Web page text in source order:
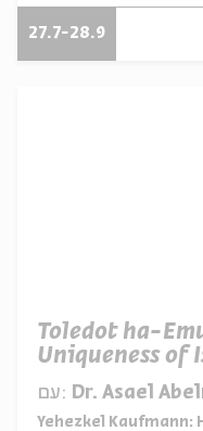
27.7-28.9
Toledot ha-
Uniqueness of
עם: Dr. Asael
מתוך:
Yehezkel Kaufmann: